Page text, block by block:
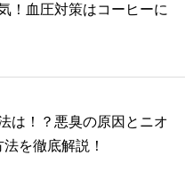
！血圧対策はコーヒーに
は！？悪臭の原因とニオ
を徹底解説！